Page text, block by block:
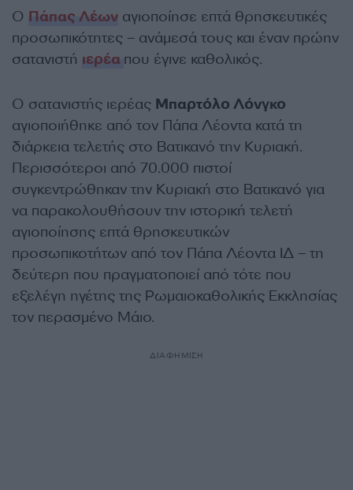
Ο Πάπας Λέων αγιοποίησε επτά θρησκευτικές
προσωπικότητες – ανάμεσά τους και έναν πρώην
σατανιστή ιερέα που έγινε καθολικός.
Ο σατανιστής ιερέας Μπαρτόλο Λόνγκο
αγιοποιήθηκε από τον Πάπα Λέοντα κατά τη
διάρκεια τελετής στο Βατικανό την Κυριακή.
Περισσότεροι από 70.000 πιστοί
συγκεντρώθηκαν την Κυριακή στο Βατικανό για
να παρακολουθήσουν την ιστορική τελετή
αγιοποίησης επτά θρησκευτικών
προσωπικοτήτων από τον Πάπα Λέοντα ΙΔ – τη
δεύτερη που πραγματοποιεί από τότε που
εξελέγη ηγέτης της Ρωμαιοκαθολικής Εκκλησίας
τον περασμένο Μάιο.
ΔΙΑΦΗΜΙΣΗ